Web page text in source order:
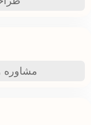
مشاوره